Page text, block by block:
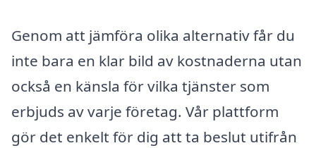
Genom att jämföra olika alternativ får du
inte bara en klar bild av kostnaderna utan
också en känsla för vilka tjänster som
erbjuds av varje företag. Vår plattform
gör det enkelt för dig att ta beslut utifrån